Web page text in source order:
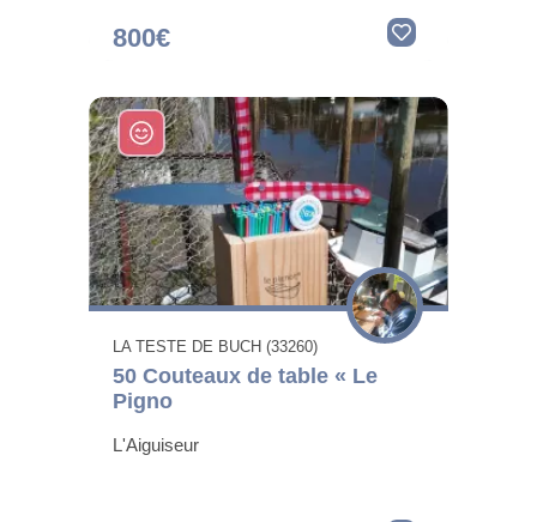
800€
LA TESTE DE BUCH (33260)
50 Couteaux de table « Le
Pigno
L'Aiguiseur